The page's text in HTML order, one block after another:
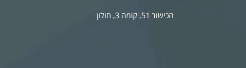
הכישור 51, קומה 3, חולון